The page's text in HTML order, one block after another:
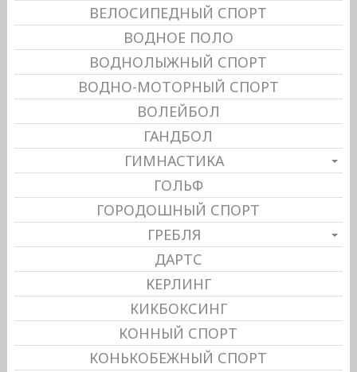
ВЕЛОСИПЕДНЫЙ СПОРТ
ВОДНОЕ ПОЛО
ВОДНОЛЫЖНЫЙ СПОРТ
ВОДНО-МОТОРНЫЙ СПОРТ
ВОЛЕЙБОЛ
ГАНДБОЛ
ГИМНАСТИКА
ГОЛЬФ
ГОРОДОШНЫЙ СПОРТ
ГРЕБЛЯ
ДАРТС
КЕРЛИНГ
КИКБОКСИНГ
КОННЫЙ СПОРТ
КОНЬКОБЕЖНЫЙ СПОРТ